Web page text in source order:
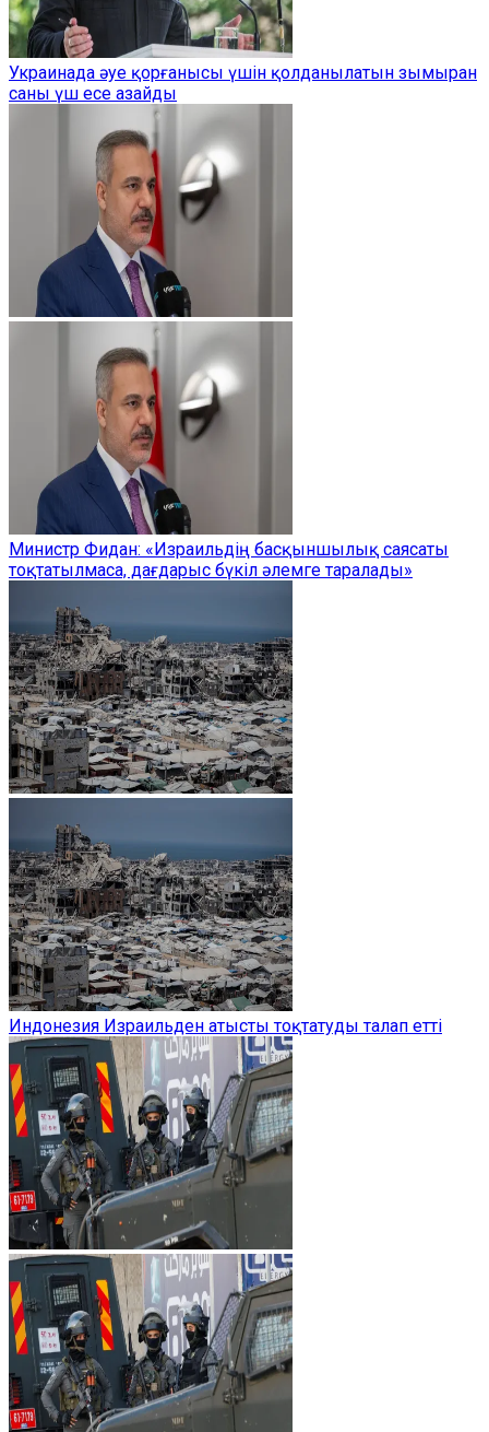
Украинада әуе қорғанысы үшін қолданылатын зымыран
саны үш есе азайды
Министр Фидан: «Израильдің басқыншылық саясаты
тоқтатылмаса, дағдарыс бүкіл әлемге таралады»
Индонезия Израильден атысты тоқтатуды талап етті